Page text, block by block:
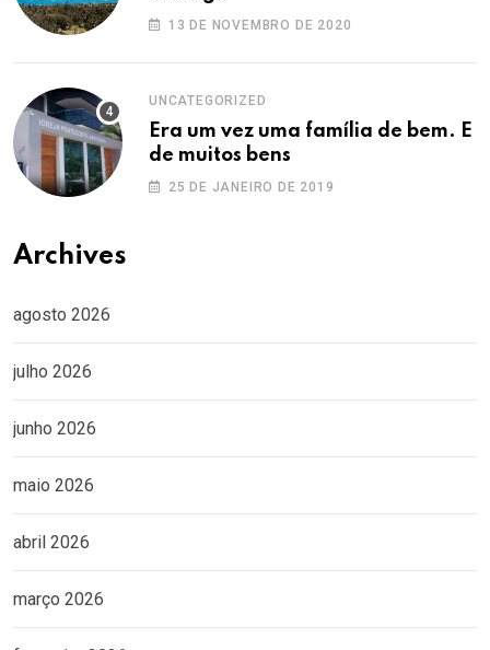
13 DE NOVEMBRO DE 2020
UNCATEGORIZED
Era um vez uma família de bem. E
de muitos bens
25 DE JANEIRO DE 2019
Archives
agosto 2026
julho 2026
junho 2026
maio 2026
abril 2026
março 2026